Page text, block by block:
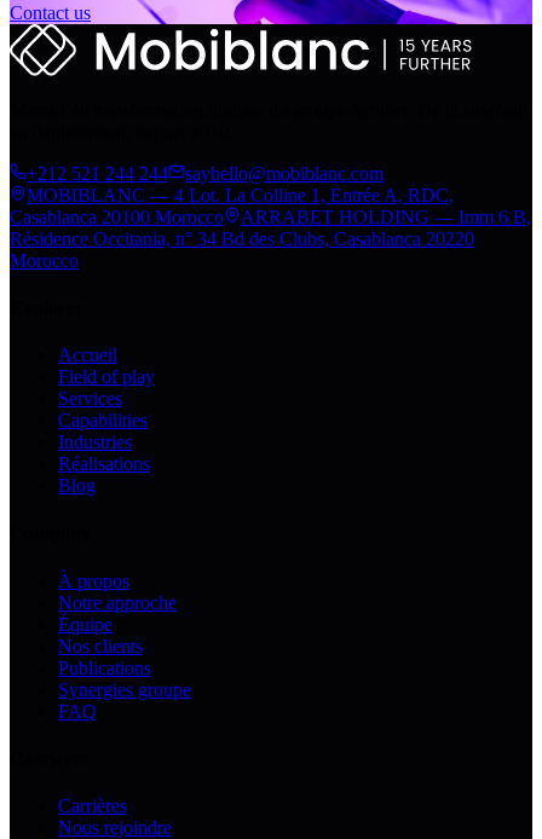
Contact us
+212 521 244 244
sayhello@mobiblanc.com
MOBIBLANC — 4 Lot. La Colline 1, Entrée A, RDC,
Casablanca 20100 Morocco
ARRABET HOLDING — Imm 6 B,
Résidence Occitania, n° 34 Bd des Clubs, Casablanca 20220
Morocco
Accueil
Field of play
Services
Capabilities
Industries
Réalisations
Blog
À propos
Notre approche
Équipe
Nos clients
Publications
Synergies groupe
FAQ
Carrières
Nous rejoindre